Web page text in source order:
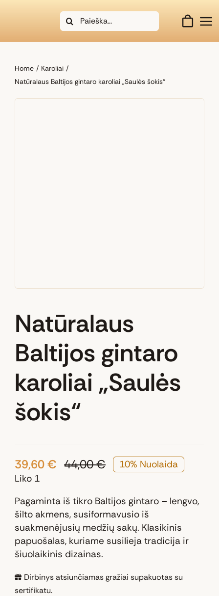
Search
for:
Home
Karoliai
Natūralaus Baltijos gintaro karoliai „Saulės šokis“
Natūralaus
Baltijos gintaro
karoliai „Saulės
šokis“
44,00€Original
was:
44,00 €.
39,60€
Current
is:
39,60 €.
10% Nuolaida
Liko 1
Pagaminta iš tikro Baltijos gintaro – lengvo,
šilto akmens, susiformavusio iš
suakmenėjusių medžių sakų. Klasikinis
papuošalas, kuriame susilieja tradicija ir
šiuolaikinis dizainas.
Dirbinys atsiunčiamas gražiai supakuotas su
sertifikatu.